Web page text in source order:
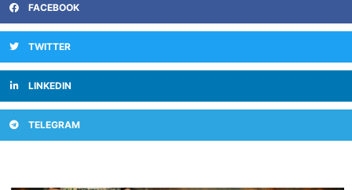
FACEBOOK
TWITTER
LINKEDIN
TELEGRAM